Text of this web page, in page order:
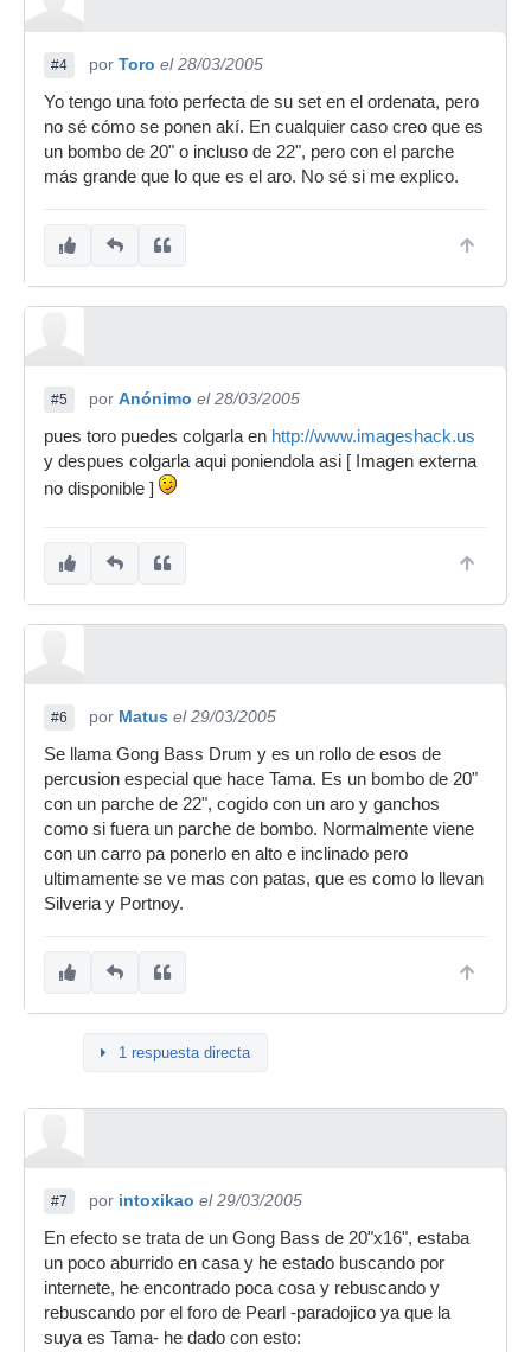
#4 por Toro el 28/03/2005
Yo tengo una foto perfecta de su set en el ordenata, pero
no sé cómo se ponen akí. En cualquier caso creo que es
un bombo de 20" o incluso de 22", pero con el parche
más grande que lo que es el aro. No sé si me explico.
#5 por Anónimo el 28/03/2005
pues toro puedes colgarla en http://www.imageshack.us
y despues colgarla aqui poniendola asi [ Imagen externa
no disponible ]
#6 por Matus el 29/03/2005
Se llama Gong Bass Drum y es un rollo de esos de
percusion especial que hace Tama. Es un bombo de 20"
con un parche de 22", cogido con un aro y ganchos
como si fuera un parche de bombo. Normalmente viene
con un carro pa ponerlo en alto e inclinado pero
ultimamente se ve mas con patas, que es como lo llevan
Silveria y Portnoy.
1 respuesta directa
#7 por intoxikao el 29/03/2005
En efecto se trata de un Gong Bass de 20"x16", estaba
un poco aburrido en casa y he estado buscando por
internete, he encontrado poca cosa y rebuscando y
rebuscando por el foro de Pearl -paradojico ya que la
suya es Tama- he dado con esto: